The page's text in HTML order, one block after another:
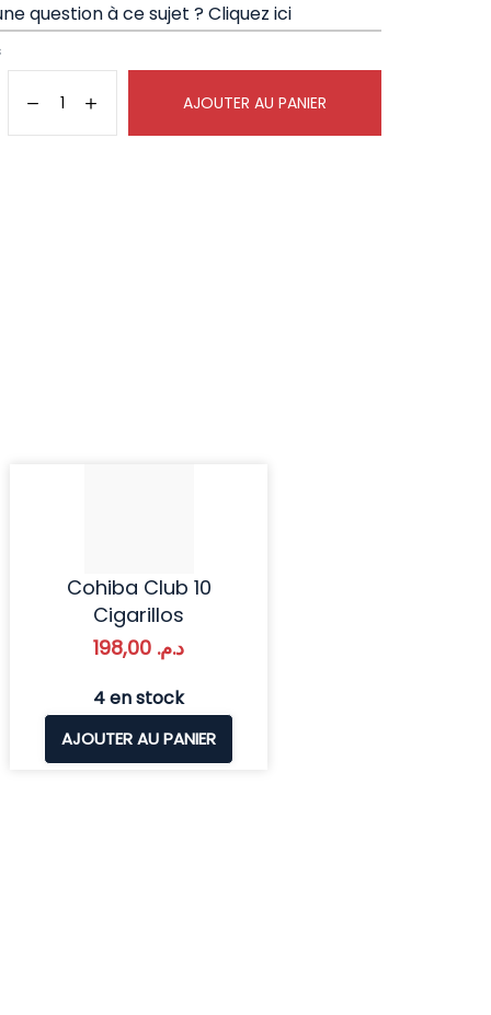
question à ce sujet ?Cliquez ici
AJOUTER AU PANIER
Cohiba Club 10
Cigarillos
د.م.
4 en stock
AJOUTER AU PANIER